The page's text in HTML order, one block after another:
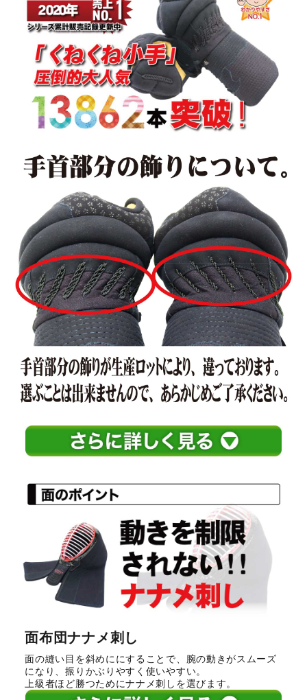
面布団ナナメ刺し
面の縫い目を斜めににすることで、腕の動きがスムーズ
になり、振りかぶりやすく使いやすい。
上級者ほど勝つためにナナメ刺しを選びます。